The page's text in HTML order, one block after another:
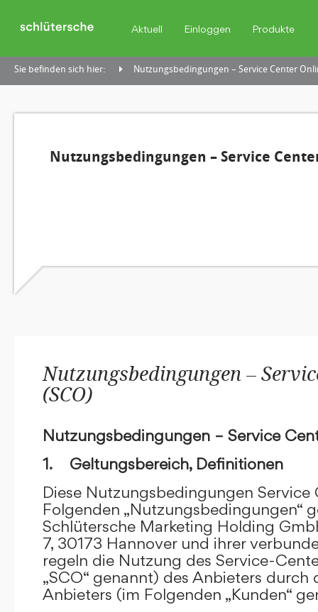
Aktuell Einloggen Produkte
Sie befinden sich hier: Nutzungsbedingungen – Service Center
Nutzungsbedingungen – Service
Nutzungsbedingungen –
(SCO)
Nutzungsbedingungen – Service
1. Geltungsbereich, Definitionen
Diese Nutzungsbedingungen Service
Folgenden „Nutzungsbedingungen“
Schlütersche Marketing Holding
7, 30173 Hannover und ihrer
regeln die Nutzung des Service-
„SCO“ genannt) des Anbieters durch
Anbieters (im Folgenden „Kunden“